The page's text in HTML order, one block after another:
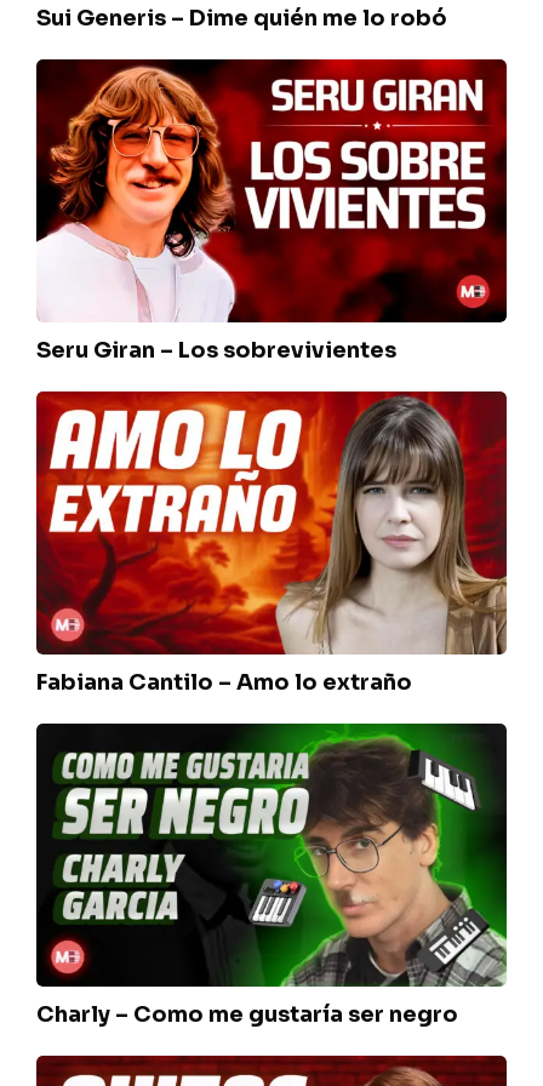
Sui Generis – Dime quién me lo robó
Seru
Giran
Los
sobrevivientes
Seru Giran – Los sobrevivientes
Fabiana
Cantilo
Amo
lo
extraño
Fabiana Cantilo – Amo lo extraño
Charly
Como
me
gustaría
ser
negro
Charly – Como me gustaría ser negro
Sui